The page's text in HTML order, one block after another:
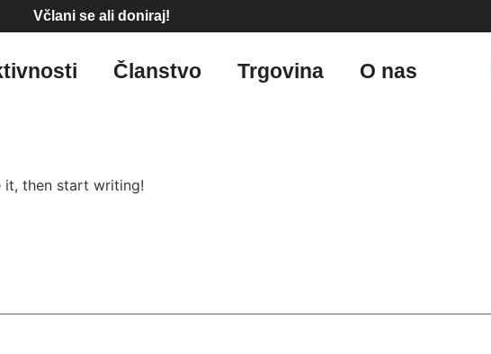
Včlani se ali doniraj!
Članstvo Trgovina O nas
it, then start writing!